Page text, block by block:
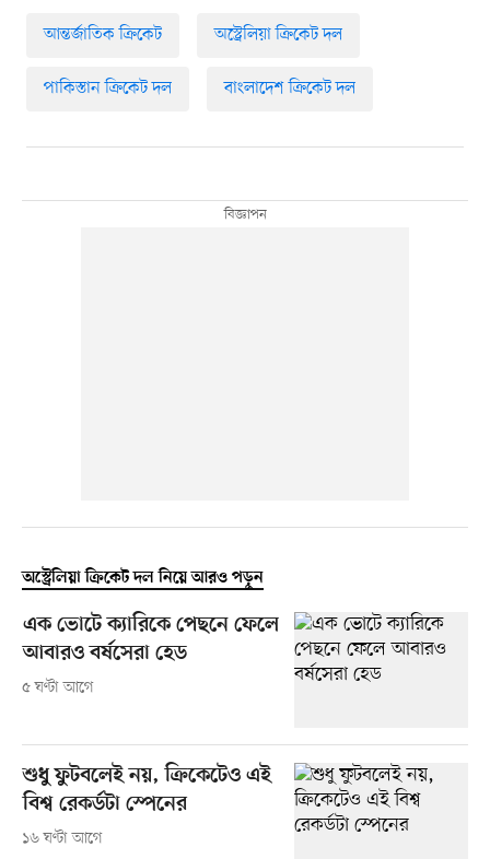
আন্তর্জাতিক ক্রিকেট অস্ট্রেলিয়া ক্রিকেট দল
পাকিস্তান ক্রিকেট দল বাংলাদেশ ক্রিকেট দল
অস্ট্রেলিয়া ক্রিকেট দল নিয়ে আরও পড়ুন
এক ভোটে ক্যারিকে পেছনে ফেলে
আবারও বর্ষসেরা হেড
৫ ঘণ্টা আগে
শুধু ফুটবলেই নয়, ক্রিকেটেও এই
বিশ্ব রেকর্ডটা স্পেনের
১৬ ঘণ্টা আগে